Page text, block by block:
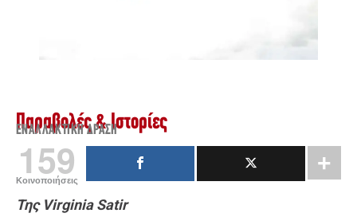
Παραβολές & Ιστορίες
ΕΝΑΛΛΑΚΤΙΚΉ ΔΡΆΣΗ
159
Κοινοποιήσεις
Της Virginia Satir